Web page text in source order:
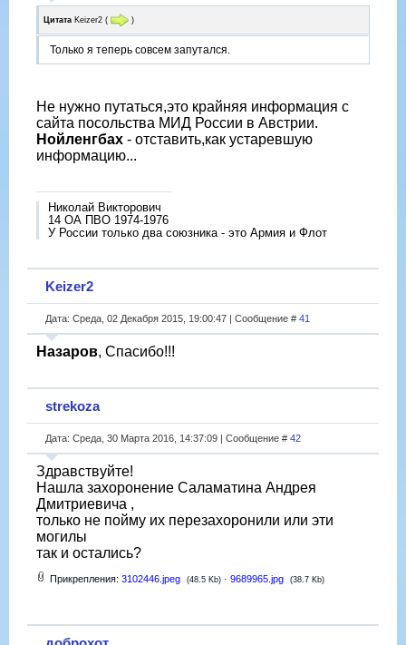
Цитата Keizer2 ( )
Только я теперь совсем запутался.
Не нужно путаться,это крайняя информация с
сайта посольства МИД России в Австрии.
Нойленгбах - отставить,как устаревшую
информацию...
Николай Викторович
14 ОА ПВО 1974-1976
У России только два союзника - это Армия и Флот
Keizer2
Дата: Среда, 02 Декабря 2015, 19:00:47 | Сообщение # 41
Назаров, Спасибо!!!
strekoza
Дата: Среда, 30 Марта 2016, 14:37:09 | Сообщение # 42
Здравствуйте!
Нашла захоронение Саламатина Андрея
Дмитриевича ,
только не пойму их перезахоронили или эти
могилы
так и остались?
Прикрепления: 3102446.jpeg (48.5 Kb) · 9689965.jpg (38.7 Kb)